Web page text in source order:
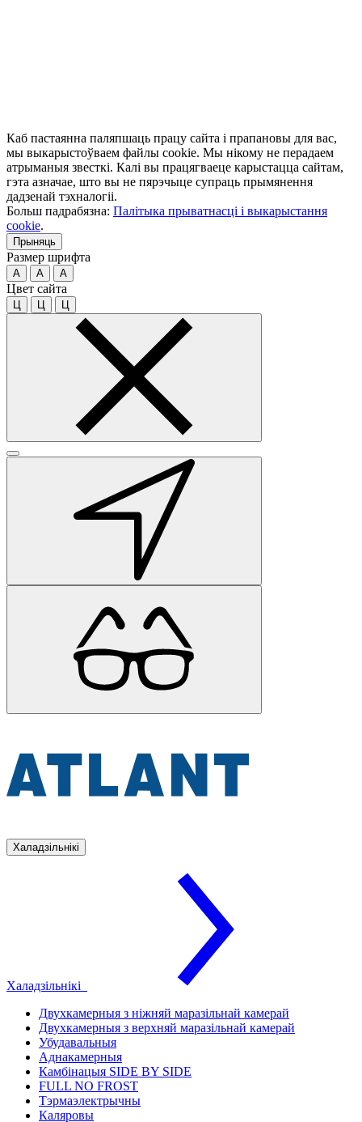
Каб пастаянна паляпшаць працу сайта і прапановы для вас,
мы выкарыстоўваем файлы cookie. Мы нікому не перадаем
атрыманыя звесткі. Калі вы працягваеце карыстацца сайтам,
гэта азначае, што вы не пярэчыце супраць прымянення
дадзенай тэхналогіі.
Больш падрабязна: Палітыка прыватнасці і выкарыстання
cookie.
Прыняць
Размер шрифта
A A A
Цвет сайта
Ц Ц Ц
Халадзільнікі
Халадзільнікі
Двухкамерныя з ніжняй маразільнай камерай
Двухкамерныя з верхняй маразільнай камерай
Убудавальныя
Аднакамерныя
Камбінацыя SIDE BY SIDE
FULL NO FROST
Тэрмаэлектрычны
Каляровы